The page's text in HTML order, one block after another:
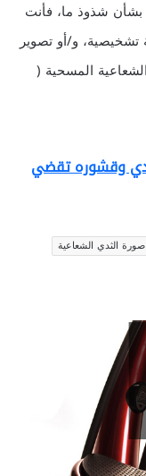
بشأن شذوذ ما، فأنت
تشخيصية، و/أو تصوير
المسحية (
وقشوره تقضي
صورة الثدي الشعاعية